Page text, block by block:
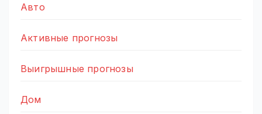
Авто
Активные прогнозы
Выигрышные прогнозы
Дом